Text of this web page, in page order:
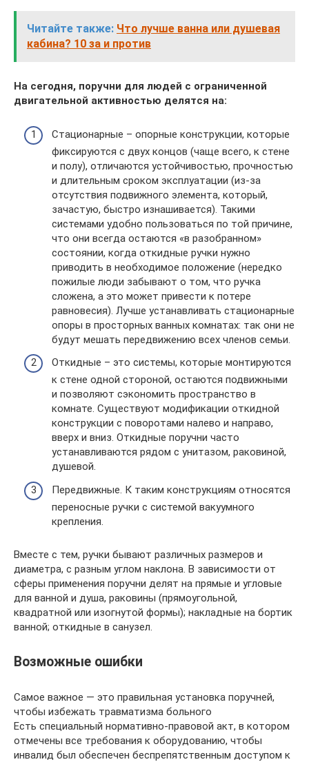
Читайте также: Что лучше ванна или душевая
кабина? 10 за и против
На сегодня, поручни для людей с ограниченной
двигательной активностью делятся на:
Стационарные – опорные конструкции, которые
фиксируются с двух концов (чаще всего, к стене
и полу), отличаются устойчивостью, прочностью
и длительным сроком эксплуатации (из-за
отсутствия подвижного элемента, который,
зачастую, быстро изнашивается). Такими
системами удобно пользоваться по той причине,
что они всегда остаются «в разобранном»
состоянии, когда откидные ручки нужно
приводить в необходимое положение (нередко
пожилые люди забывают о том, что ручка
сложена, а это может привести к потере
равновесия). Лучше устанавливать стационарные
опоры в просторных ванных комнатах: так они не
будут мешать передвижению всех членов семьи.
Откидные – это системы, которые монтируются
к стене одной стороной, остаются подвижными
и позволяют сэкономить пространство в
комнате. Существуют модификации откидной
конструкции с поворотами налево и направо,
вверх и вниз. Откидные поручни часто
устанавливаются рядом с унитазом, раковиной,
душевой.
Передвижные. К таким конструкциям относятся
переносные ручки с системой вакуумного
крепления.
Вместе с тем, ручки бывают различных размеров и
диаметра, с разным углом наклона. В зависимости от
сферы применения поручни делят на прямые и угловые
для ванной и душа, раковины (прямоугольной,
квадратной или изогнутой формы); накладные на бортик
ванной; откидные в санузел.
Возможные ошибки
Самое важное — это правильная установка поручней,
чтобы избежать травматизма больного
Есть специальный нормативно-правовой акт, в котором
отмечены все требования к оборудованию, чтобы
инвалид был обеспечен беспрепятственным доступом к